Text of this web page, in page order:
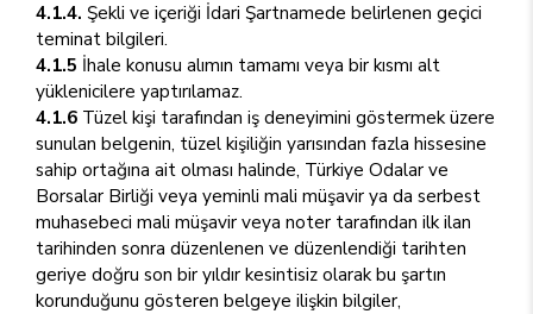
4.1.4. Şekli ve içeriği İdari Şartnamede belirlenen geçici
teminat bilgileri.
4.1.5 İhale konusu alımın tamamı veya bir kısmı alt
yüklenicilere yaptırılamaz.
4.1.6 Tüzel kişi tarafından iş deneyimini göstermek üzere
sunulan belgenin, tüzel kişiliğin yarısından fazla hissesine
sahip ortağına ait olması halinde, Türkiye Odalar ve
Borsalar Birliği veya yeminli mali müşavir ya da serbest
muhasebeci mali müşavir veya noter tarafından ilk ilan
tarihinden sonra düzenlenen ve düzenlendiği tarihten
geriye doğru son bir yıldır kesintisiz olarak bu şartın
korunduğunu gösteren belgeye ilişkin bilgiler,